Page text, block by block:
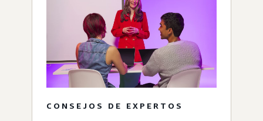
CONSEJOS DE EXPERTOS